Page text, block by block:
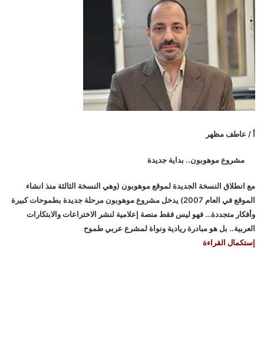
أ / عاطف مظهر
مشروع موهوبون.. بداية جديدة
مع انطلاق النسخة الجديدة لموقع موهوبون (وهي النسخة الثالثة منذ انشاء
الموقع في العام 2007) يدخل مشروع موهوبون مرحلة جديدة بطموحات كبيرة
وأفكار متجددة… فهو ليس فقط منصة إعلامية لنشر الاختراعات والابتكارات
العربية.. بل هو مبادرة ريادية ونواة لمشرع عربي طموح
إستكمال القراءة